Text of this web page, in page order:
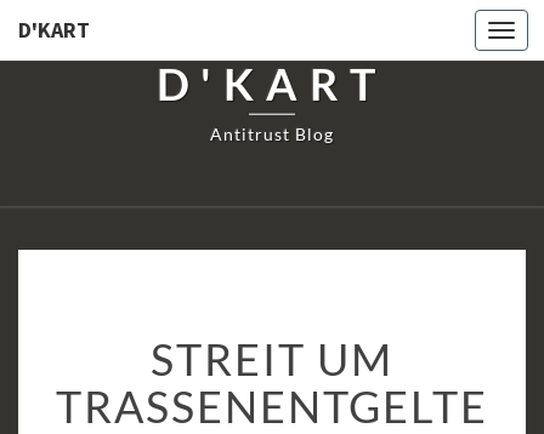
D'KART
D'KART
Antitrust Blog
UM
TRASSENENTGELTE
STREIT UM
TRASSENENTGELTE